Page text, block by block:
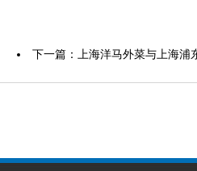
下一篇： 上海洋马外菜与上海浦